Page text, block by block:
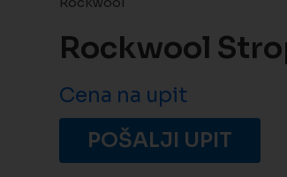
Rockwool
Cena na upit
POŠALJI UPIT